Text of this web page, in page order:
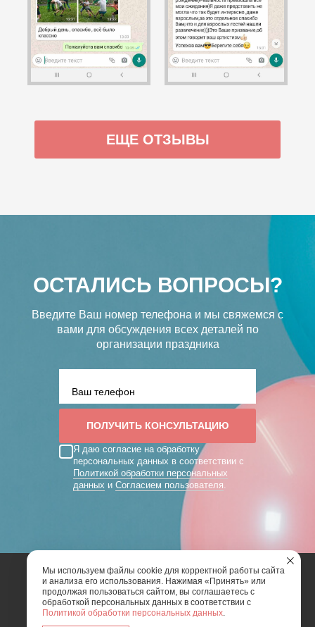
ЕЩЕ ОТЗЫВЫ
ОСТАЛИСЬ ВОПРОСЫ?
Введите Ваш номер телефона и мы свяжемся с
вами для обсуждения всех деталей по
организации праздника
Я даю согласие на обработку
персональных данных в соответствии с
Политикой обработки персональных
данных и Согласием пользователя
2026 | Art Mix Show - творческая группа
Мы используем файлы cookie для корректной работы сайта
и анализа его использования. Нажимая «Принять» или
продолжая пользоваться сайтом, вы соглашаетесь с
обработкой персональных данных в соответствии с
Политикой обработки персональных данных.